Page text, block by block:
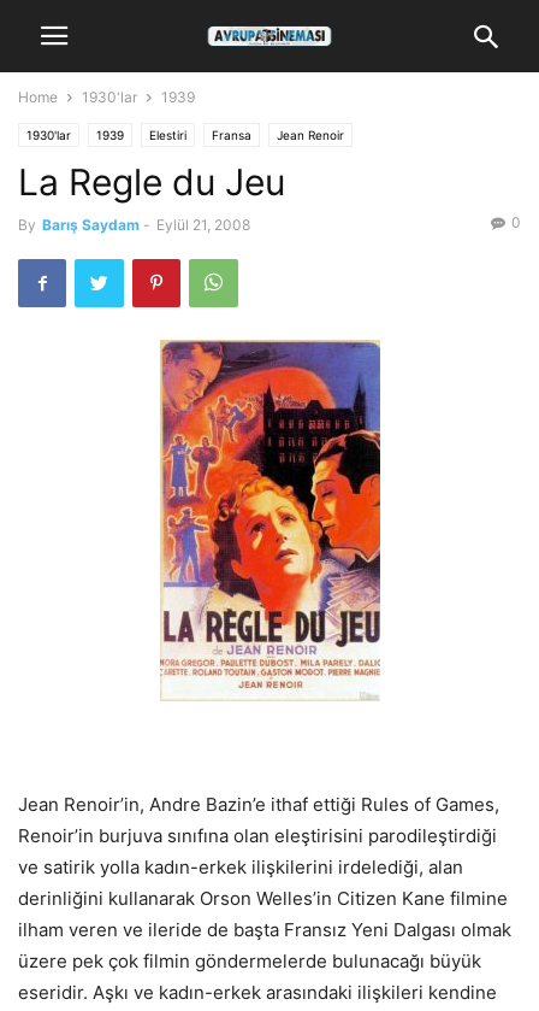
Home 1930'lar 1939
1930'lar 1939 Elestiri Fransa Jean Renoir
La Regle du Jeu
By Barış Saydam - Eylül 21, 2008 0
Jean Renoir’in, Andre Bazin’e ithaf ettiği Rules of Games,
Renoir’in burjuva sınıfına olan eleştirisini parodileştirdiği
ve satirik yolla kadın-erkek ilişkilerini irdelediği, alan
derinliğini kullanarak Orson Welles’in Citizen Kane filmine
ilham veren ve ileride de başta Fransız Yeni Dalgası olmak
üzere pek çok filmin göndermelerde bulunacağı büyük
eseridir. Aşkı ve kadın-erkek arasındaki ilişkileri kendine